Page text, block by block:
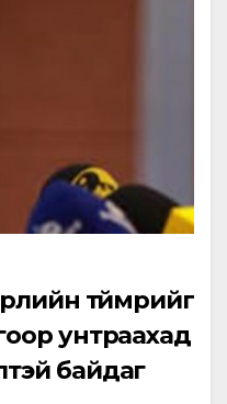
түймрийг
унтраахад
байдаг